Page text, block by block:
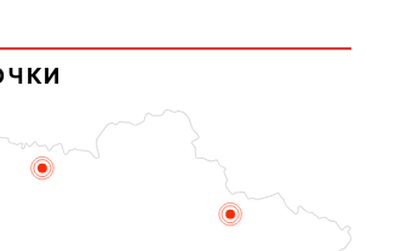
Полікарпа, архімандрита...